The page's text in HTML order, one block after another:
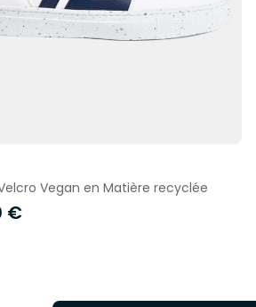
Vegan en Matière recyclée
€